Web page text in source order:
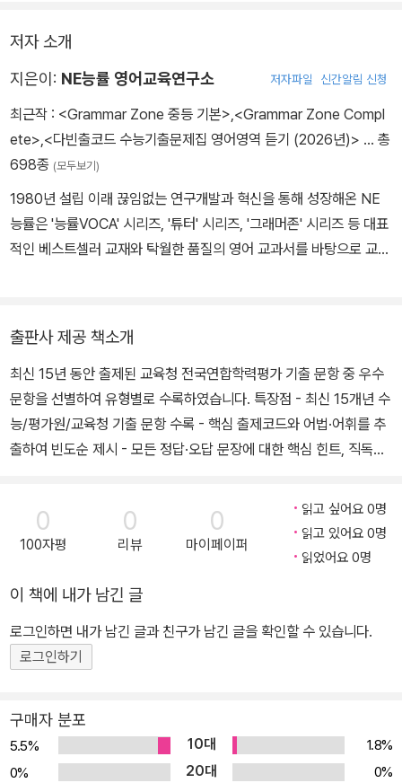
저자 소개
지은이: NE능률 영어교육연구소 저자파일 신간알림 신청
최근작 : <Grammar Zone 중등 기본>,<Grammar Zone Compl
ete>,<다빈출코드 수능기출문제집 영어영역 듣기 (2026년)> … 총
698종 (모두보기)
1980년 설립 이래 끊임없는 연구개발과 혁신을 통해 성장해온 NE
능률은 '능률VOCA' 시리즈, '튜터' 시리즈, '그래머존' 시리즈 등 대표
적인 베스트셀러 교재와 탁월한 품질의 영어 교과서를 바탕으로 교육
부터 성인에 이르는 모든 고객에게 '건강한 배움의 즐거움'을 제공하
고 있다.
출판사 제공 책소개
최신 15년 동안 출제된 교육청 전국연합학력평가 기출 문항 중 우수
문항을 선별하여 유형별로 수록하였습니다. 특장점 - 최신 15개년 수
능/평가원/교육청 기출 문항 수록 - 핵심 출제코드와 어법·어휘를 추
출하여 빈도순 제시 - 모든 정답·오답 문장에 대한 핵심 힌트, 직독직
0
100자평
0
리뷰
0
마이페이퍼
읽고 싶어요 0명
읽고 있어요 0명
읽었어요 0명
이 책에 내가 남긴 글
로그인하면 내가 남긴 글과 친구가 남긴 글을 확인할 수 있습니다.
로그인하기
구매자 분포
5.5% 10대
1.8%
0%
20대
0%